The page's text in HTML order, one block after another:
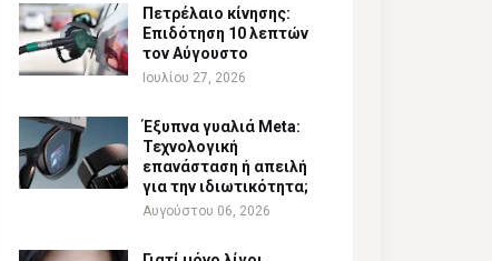
Πετρέλαιο κίνησης:
Επιδότηση 10 λεπτών
τον Αύγουστο
Ιουλίου 27, 2026
Έξυπνα γυαλιά Meta:
Τεχνολογική
επανάσταση ή απειλή
για την ιδιωτικότητα;
Αυγούστου 06, 2026